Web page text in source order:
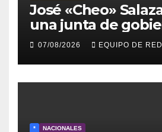
José «Cheo»
una junta de
transitoria ante la
representatividad
Venezuela
07/08/2026 EQUIPO DE
* NACIONALES